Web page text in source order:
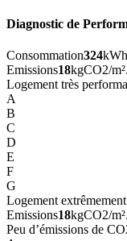
Diagnostic de
Consommation324
Emissions18kgCO2/
Logement très
A
B
C
D
E
F
G
Logement
Emissions18kgCO2/
Peu d’émissions de